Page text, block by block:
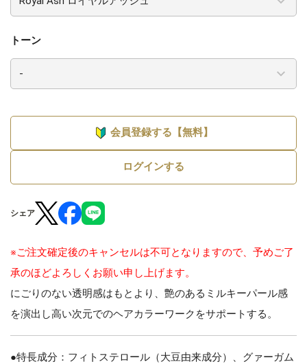
トーン
会員登録する【無料】
ログインする
シェア
※ご注文確定後のキャンセルは不可となりますので、予めご了
承のほどよろしくお願い申し上げます。
にごりのない透明感はもとより、艶のあるミルキーパール感
を演出し高い次元でのヘアカラーワークをサポートする。
●特長成分：フィトステロール（大豆由来成分）、グァーガム